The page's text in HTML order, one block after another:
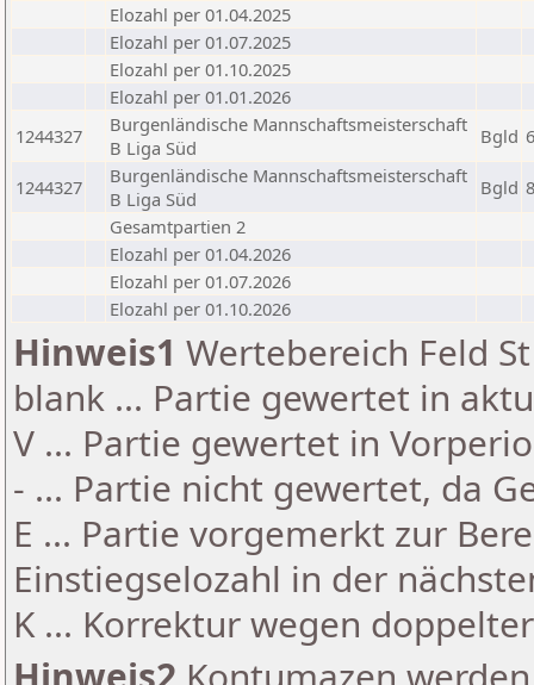
Elozahl per 01.04.2025
Elozahl per 01.07.2025
Elozahl per 01.10.2025
Elozahl per 01.01.2026
1244327
Burgenländische Mannschaftsmeisterschaft
B Liga Süd
Bgld 6
1244327
Burgenländische Mannschaftsmeisterschaft
B Liga Süd
Bgld 8
Gesamtpartien 2
Elozahl per 01.04.2026
Elozahl per 01.07.2026
Elozahl per 01.10.2026
Hinweis1 Wertebereich Feld
blank ... Partie gewertet in
V ... Partie gewertet in
- ... Partie nicht gewertet, da
E ... Partie vorgemerkt zur
Einstiegselozahl in der
K ... Korrektur wegen